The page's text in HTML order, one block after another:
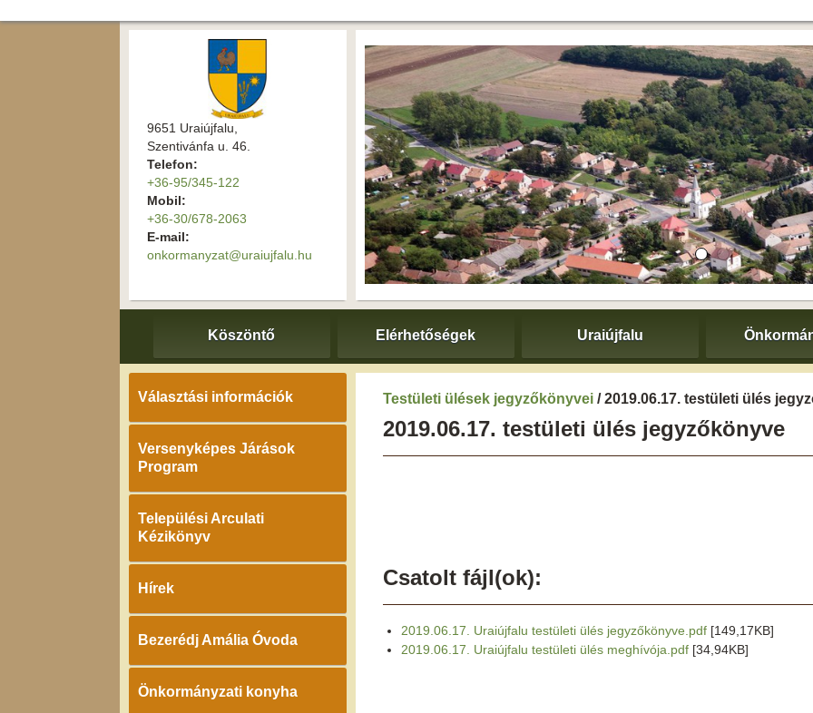
9651 Uraiújfalu,
Szentivánfa u. 46.
Telefon:
+36-95/345-122
Mobil:
+36-30/678-2063
E-mail:
onkormanyzat@uraiujfalu.hu
Köszöntő Elérhetőségek Uraiújfalu
Választási információk
Versenyképes Járások
Program
Települési Arculati
Kézikönyv
Hírek
Bezerédj Amália Óvoda
Önkormányzati konyha
Testületi ülések jegyzőkönyvei / 2019.06.17. testületi ülés
2019.06.17. testületi ülés jegyzőkönyve
Csatolt fájl(ok):
2019.06.17. Uraiújfalu testületi ülés jegyzőkönyve.pdf [149,17KB]
2019.06.17. Uraiújfalu testületi ülés meghívója.pdf [34,94KB]